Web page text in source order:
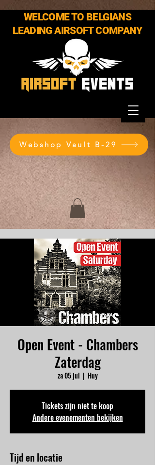
WELCOME TO BELGIANS
LEADING AIRSOFT COMPANY
Webshop Vault B-29
Open Event - Chambers
Zaterdag
za 05 jul
  |
Huy
Tickets zijn niet te koop
Andere evenementen bekijken
Tijd en locatie